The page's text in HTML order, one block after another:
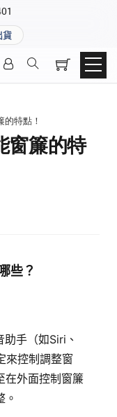
貨
特點！
窗簾的特
些？
手（如Siri、
來控制調整窗
在外面控制窗簾
。